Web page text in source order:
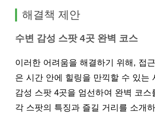
해결책 제안
수변 감성 스팟 4곳 완벽 코스
이러한 어려움을 해결하기 위해, 접
은 시간 안에 힐링을 만끽할 수 있는
감성 스팟 4곳을 엄선하여 완벽 코스
각 스팟의 특징과 즐길 거리를 소개